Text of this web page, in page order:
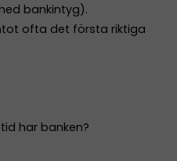
bankintyg).
ofta det första riktiga
har banken?